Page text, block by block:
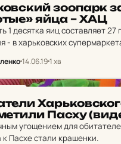
зо­о­парк
яйца – ХАЦ
1 десятка яиц составляет 27
- в харьковских
14.06.191 хв
Пасху
угощением для
к Пасхе стали крашенки.